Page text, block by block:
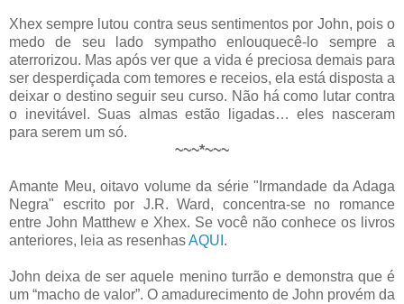
Xhex sempre lutou contra seus sentimentos por John, pois o
medo de seu lado sympatho enlouquecê-lo sempre a
aterrorizou. Mas após ver que a vida é preciosa demais para
ser desperdiçada com temores e receios, ela está disposta a
deixar o destino seguir seu curso. Não há como lutar contra
o inevitável. Suas almas estão ligadas… eles nasceram
para serem um só.
~~~*~~~
Amante Meu, oitavo volume da série "Irmandade da Adaga
Negra" escrito por J.R. Ward, concentra-se no romance
entre John Matthew e Xhex. Se você não conhece os livros
anteriores, leia as resenhasAQUI .
John deixa de ser aquele menino turrão e demonstra que é
um “macho de valor”. O amadurecimento de John provém da